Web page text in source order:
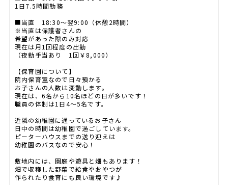
1日7.5時間勤務
■当直 18:30～翌9:00（休憩2時間）
※当直は保護者さんの
希望があった際のみ対応
現在は月1回程度の出勤
（夜勤手当あり 1回￥8,000）
【保育園について】
院内保育室なので日々預かる
お子さんの人数は変動します。
現在は、6名から10名ほどの日が多いです！
職員の体制は1日4～5名です。
近隣の幼稚園に通っているお子さん
日中の時間は幼稚園で過ごしています。
ピーターハウスまでの送り迎えは
幼稚園のバスなので安心！
敷地内には、園庭や遊具と畑もあります！
畑で収穫した野菜で給食やおやつが
作られたり食育にも良い環境です♪